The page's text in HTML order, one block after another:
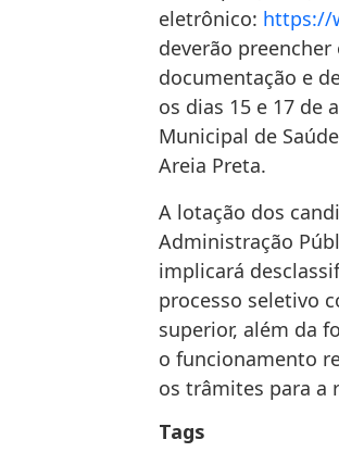
eletrônico: https://
deverão preencher
documentação e
os dias 15 e 17 de
Municipal de
Areia Preta.
A lotação dos
Administração
implicará
processo seletivo
superior, além da
o funcionamento
os trâmites para a
Tags